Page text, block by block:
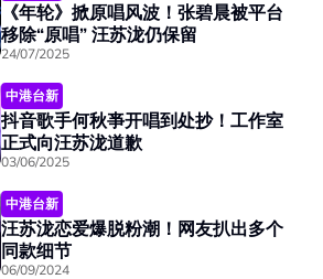
《年轮》掀原唱风波！张碧晨被平台
移除“原唱” 汪苏泷仍保留
24/07/2025
中港台新
抖音歌手何秋亊开唱到处抄！工作室
正式向汪苏泷道歉
03/06/2025
中港台新
汪苏泷恋爱爆脱粉潮！网友扒出多个
同款细节
06/09/2024